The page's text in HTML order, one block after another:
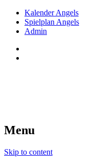
Kalender Angels
Spielplan Angels
Admin
Menu
Skip to content